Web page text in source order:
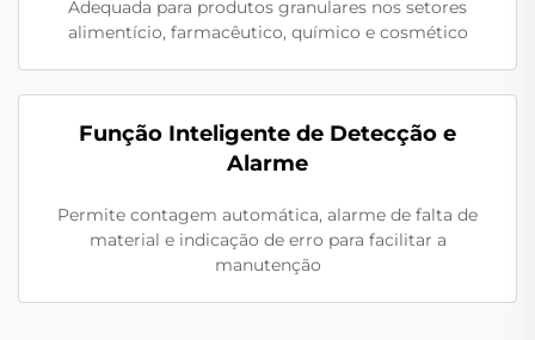
Adequada para produtos granulares nos setores
alimentício, farmacêutico, químico e cosmético
Função Inteligente de Detecção e
Alarme
Permite contagem automática, alarme de falta de
material e indicação de erro para facilitar a
manutenção